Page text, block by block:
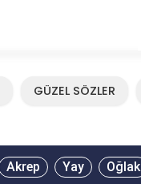
GÜZEL SÖZLER
Akrep Yay Oğlak